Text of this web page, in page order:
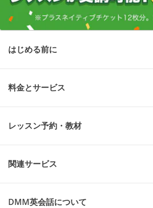
はじめる前に
料金とサービス
レッスン予約・教材
関連サービス
DMM英会話について